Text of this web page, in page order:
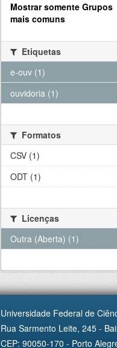
Mostrar somente Grupos
mais comuns
Etiquetas
e-ouv (1)
ouvidoria (1)
Formatos
CSV (1)
ODT (1)
Licenças
Outra (Aberta) (1)
Universidade Federal de
Rua Sarmento Leite, 245 -
CEP: 90050-170 - Porto